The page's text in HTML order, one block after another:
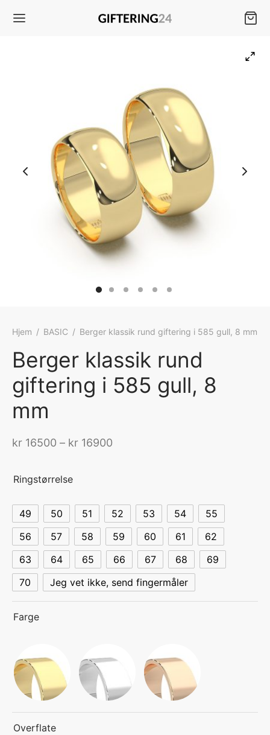
Hjem / BASIC / Berger klassik rund giftering i 585 gull, 8 mm
Berger klassik rund
giftering i 585 gull, 8
mm
kr 16500 – kr 16900
Ringstørrelse
49 50 51 52 53 54
55
56
57 58 59 60 61
62
63
64 65 66 67 68
69
70
Jeg vet ikke, send fingermåler
Farge
Overflate